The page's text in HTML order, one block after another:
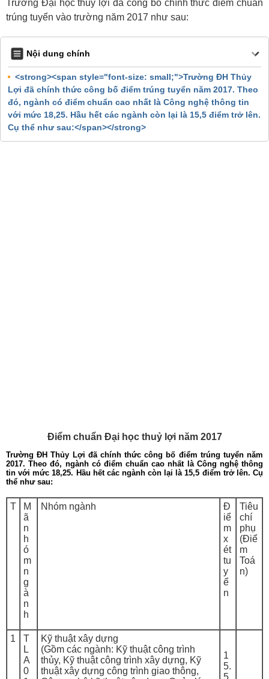
Trường Đại học thuỷ lợi đã công bố chính thức điểm chuẩn
trúng tuyển vào trường năm 2017 như sau:
Nội dung chính
<strong><span style="font-size: small;">Trường ĐH Thủy
Lợi đã chính thức công bố điểm trúng tuyển năm 2017. Theo
đó, ngành có điểm chuẩn cao nhất là Công nghệ thông tin
với mức 18,25. Hầu hết các ngành còn lại là 15,5 điểm trở lên.
Cụ thể như sau:</span></strong>
Điểm chuẩn Đại học thuỷ lợi năm 2017
Trường ĐH Thủy Lợi đã chính thức công bố điểm trúng tuyển năm
2017. Theo đó, ngành có điểm chuẩn cao nhất là Công nghệ thông
tin với mức 18,25. Hầu hết các ngành còn lại là 15,5 điểm trở lên. Cụ
thể như sau:
T
M
ã
n
h
ó
m
n
g
à
n
h
Nhóm ngành
Đ
iể
m
x
ét
tu
y
ể
n
Tiêu
chí
phụ
(Điể
m
Toá
n)
1
T
L
A
0
Kỹ thuật xây dựng
(Gồm các ngành: Kỹ thuật công trình
thủy, Kỹ thuật công trình xây dựng, Kỹ
thuật xây dựng công trình giao thông,
1
5.
5